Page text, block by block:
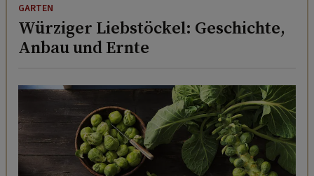
GARTEN
Würziger Liebstöckel: Geschichte,
Anbau und Ernte